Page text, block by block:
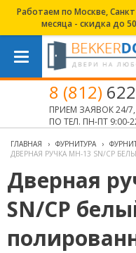
Работаем по Москве,
месяца - скидка до
8 (812)
ПРИЕМ ЗАЯВОК 24/7,
ПО ТЕЛ. ПН-ПТ 9:00-
ГЛАВНАЯ › ФУРНИТУРА ›
ДВЕРНАЯ РУЧКА MH-13 SN/CP
Дверная
SN/CP